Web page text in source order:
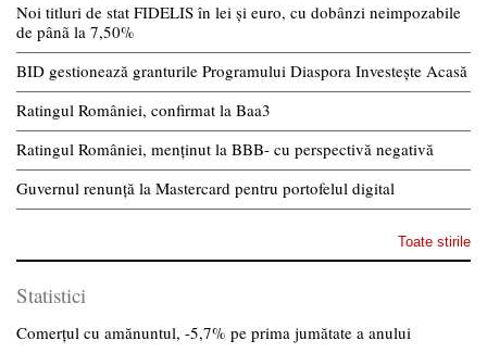
Noi titluri de stat FIDELIS în lei și euro, cu dobânzi neimpozabile
de pânã la 7,50%
BID gestionează granturile Programului Diaspora Investește Acasă
Ratingul României, confirmat la Baa3
Ratingul României, menținut la BBB- cu perspectivă negativă
Guvernul renunță la Mastercard pentru portofelul digital
Toate stirile
Statistici
Comerțul cu amănuntul, -5,7% pe prima jumătate a anului